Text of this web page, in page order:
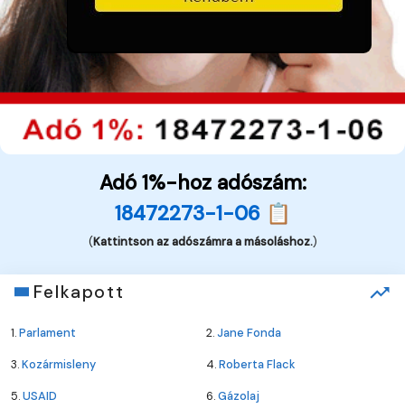
Adó 1%-hoz adószám:
18472273-1-06 📋
(Kattintson az adószámra a másoláshoz.)
Felkapott
1.Parlament 2.Jane Fonda
3.Kozármisleny 4.Roberta Flack
5.USAID 6.Gázolaj